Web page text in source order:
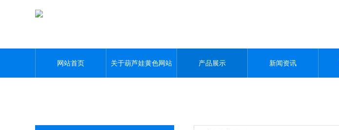
网站首页 关于葫芦娃黄色网站 产品展示 新闻资讯